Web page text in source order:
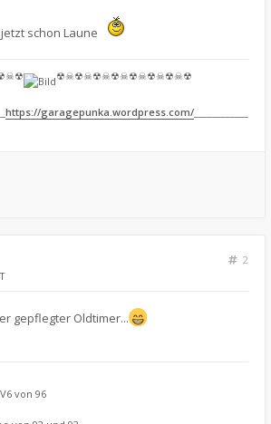
schon Laune
☢☠☢☠☢☠☢☠☢☠☢☠☢☠☢
https://garagepunka.wordpress.com/
2
gepflegter Oldtimer...
von 96